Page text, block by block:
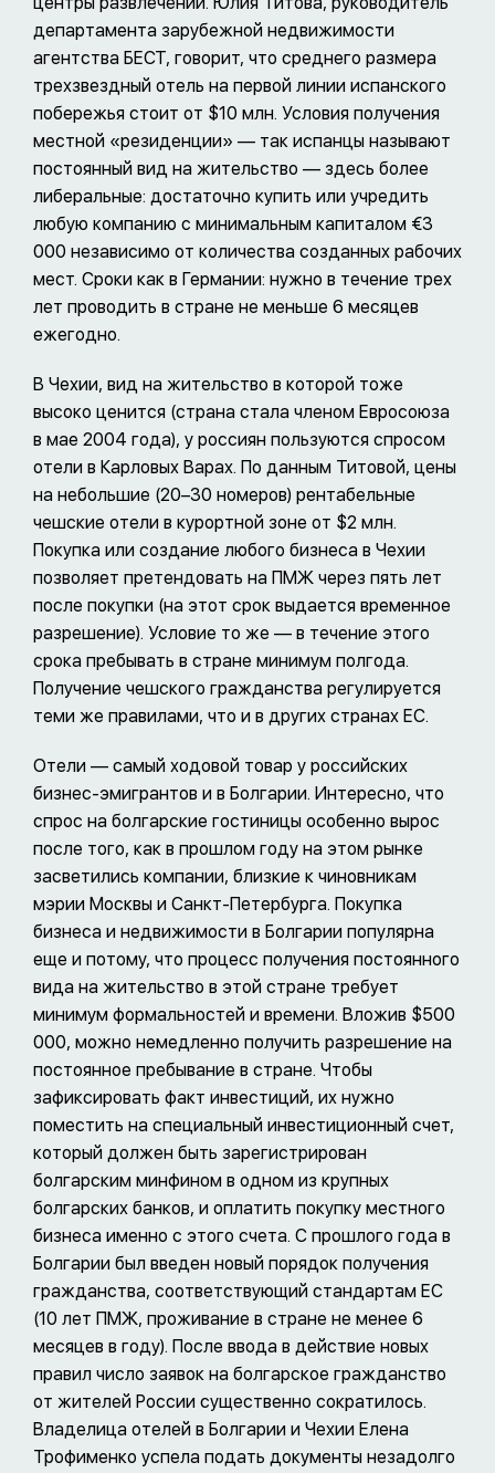
департамента зарубежной недвижимости
агентства БЕСТ, говорит, что среднего размера
трехзвездный отель на первой линии испанского
побережья стоит от $10 млн. Условия получения
местной «резиденции» — так испанцы называют
постоянный вид на жительство — здесь более
либеральные: достаточно купить или учредить
любую компанию с минимальным капиталом €3
000 независимо от количества созданных рабочих
мест. Сроки как в Германии: нужно в течение трех
лет проводить в стране не меньше 6 месяцев
ежегодно.
В Чехии, вид на жительство в которой тоже
высоко ценится (страна стала членом Евросоюза
в мае 2004 года), у россиян пользуются спросом
отели в Карловых Варах. По данным Титовой, цены
на небольшие (20–30 номеров) рентабельные
чешские отели в курортной зоне от $2 млн.
Покупка или создание любого бизнеса в Чехии
позволяет претендовать на ПМЖ через пять лет
после покупки (на этот срок выдается временное
разрешение). Условие то же — в течение этого
срока пребывать в стране минимум полгода.
Получение чешского гражданства регулируется
теми же правилами, что и в других странах ЕС.
Отели — самый ходовой товар у российских
бизнес-эмигрантов и в Болгарии. Интересно, что
спрос на болгарские гостиницы особенно вырос
после того, как в прошлом году на этом рынке
засветились компании, близкие к чиновникам
мэрии Москвы и Санкт-Петербурга. Покупка
бизнеса и недвижимости в Болгарии популярна
еще и потому, что процесс получения постоянного
вида на жительство в этой стране требует
минимум формальностей и времени. Вложив $500
000, можно немедленно получить разрешение на
постоянное пребывание в стране. Чтобы
зафиксировать факт инвестиций, их нужно
поместить на специальный инвестиционный счет,
который должен быть зарегистрирован
болгарским минфином в одном из крупных
болгарских банков, и оплатить покупку местного
бизнеса именно с этого счета. С прошлого года в
Болгарии был введен новый порядок получения
гражданства, соответствующий стандартам ЕС
(10 лет ПМЖ, проживание в стране не менее 6
месяцев в году). После ввода в действие новых
правил число заявок на болгарское гражданство
от жителей России существенно сократилось.
Владелица отелей в Болгарии и Чехии Елена
Трофименко успела подать документы незадолго